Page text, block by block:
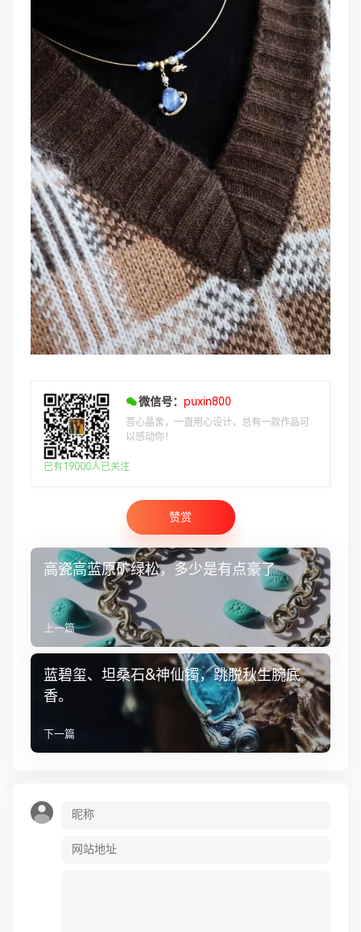
微信号： puxin800
菩心晶舍，一直用心设计，总有一款作品可
以感动你！
已有19000人已关注
赞赏
高瓷高蓝原矿绿松，多少是有点豪了
上一篇
蓝碧玺、坦桑石&神仙镯，跳脱秋生腕底
香。
下一篇